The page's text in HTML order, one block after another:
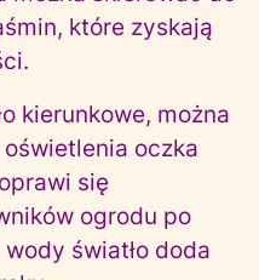
które zyskają
kierunkowe, można
oczka
się
ogrodu po
światło doda